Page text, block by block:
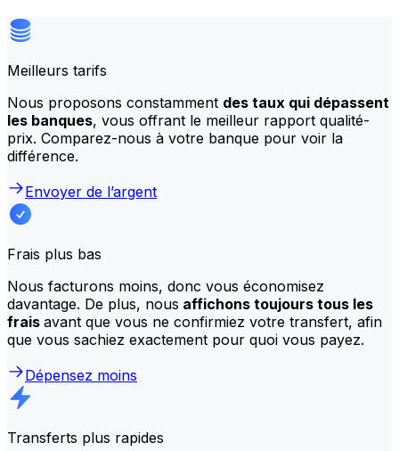
Meilleurs tarifs
Nous proposons constamment des taux qui dépassent
les banques, vous offrant le meilleur rapport qualité-
prix. Comparez-nous à votre banque pour voir la
différence.
Envoyer de l’argent
Frais plus bas
Nous facturons moins, donc vous économisez
davantage. De plus, nous affichons toujours tous les
frais avant que vous ne confirmiez votre transfert, afin
que vous sachiez exactement pour quoi vous payez.
Dépensez moins
Transferts plus rapides